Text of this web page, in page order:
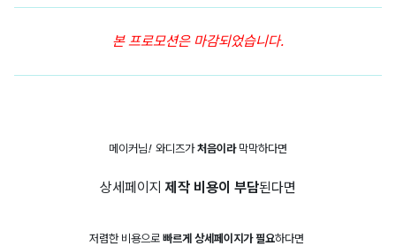
본 프로모션은 마감되었습니다.
메이커님!와디즈가처음이라막막하다면
상세페이지제작 비용이 부담된다면
저렴한 비용으로 빠르게 상세페이지가 필요하다면